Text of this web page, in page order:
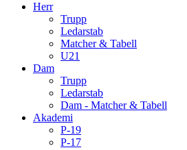
Herr
Trupp
Ledarstab
Matcher & Tabell
U21
Dam
Trupp
Ledarstab
Dam - Matcher & Tabell
Akademi
P-19
P-17